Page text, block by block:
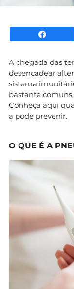
A chegada das
desencadear
sistema
bastante
Conheça aqui
a pode prevenir.
O QUE É A